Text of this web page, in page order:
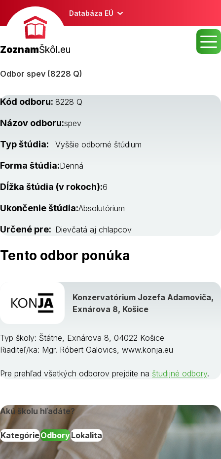
Databáza EÚ
ZoznamŠkôl.eu
Odbor spev (8228 Q)
Kód odboru: 8228 Q
Názov odboru:spev
Typ štúdia: Vyššie odborné štúdium
Forma štúdia:Denná
Dĺžka štúdia (v rokoch):6
Ukončenie štúdia:Absolutórium
Určené pre: Dievčatá aj chlapcov
Tento odbor ponúka
Konzervatórium Jozefa Adamoviča,
Exnárova 8, Košice
Typ školy: Štátne, Exnárova 8, 04022 Košice
Riaditeľ/ka: Mgr. Róbert Galovics, www.konja.eu
Pre prehľad všetkých odborov prejdite na študijné odbory.
Akú školu hľadáte?
KategórieOdboryLokalita